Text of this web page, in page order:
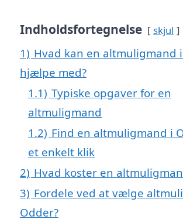
Indholdsfortegnelse skjul
1) Hvad kan en altmuligmand
hjælpe med?
1.1) Typiske opgaver for en
altmuligmand
1.2) Find en altmuligmand i
et enkelt klik
2) Hvad koster en
3) Fordele ved at vælge
Odder?